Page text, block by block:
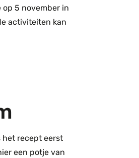
op 5 november in
activiteiten kan
het recept eerst
een potje van